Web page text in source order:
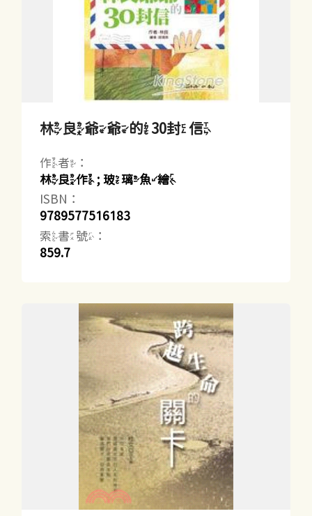
林良爺爺的30封信
作者：
林良作 ; 玻璃魚繪
ISBN：
9789577516183
索書號：
859.7